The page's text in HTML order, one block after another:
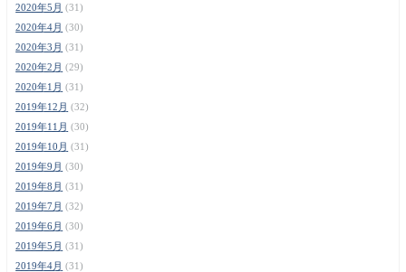
2020年5月 (31)
2020年4月 (30)
2020年3月 (31)
2020年2月 (29)
2020年1月 (31)
2019年12月 (32)
2019年11月 (30)
2019年10月 (31)
2019年9月 (30)
2019年8月 (31)
2019年7月 (32)
2019年6月 (30)
2019年5月 (31)
2019年4月 (31)